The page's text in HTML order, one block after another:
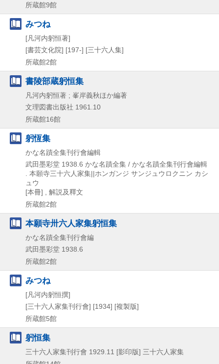
所蔵館9館
みつね
[凡河内躬恒著]
[書芸文化院] [197-] [三十六人集]
所蔵館2館
書陵部蔵躬恒集
凡河内躬恒著 ; 峯岸義秋ほか編著
文理図書出版社 1961.10
所蔵館16館
躬恆集
かな名蹟全集刊行會編輯
武田墨彩堂 1938.6 かな名蹟全集 / かな名蹟全集刊行會編輯
. 本願寺三十六人家集||ホンガンジ サンジュウロクニン カシ
ュウ
[本冊] , 解説及釋文
所蔵館2館
本願寺卅六人家集躬恒集
かな名蹟全集刊行會編
武田墨彩堂 1938.6
所蔵館2館
みつね
[凡河内躬恒撰]
[三十六人家集刊行會] [1934] [複製版]
所蔵館5館
躬恒集
三十六人家集刊行會 1929.11 [影印版] 三十六人家集